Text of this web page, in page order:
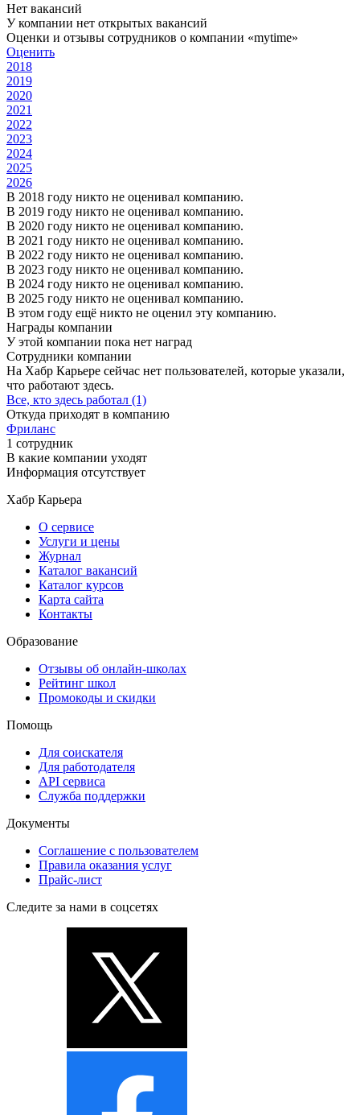
Нет вакансий
У компании нет открытых вакансий
Оценки и отзывы сотрудников о компании «mytime»
Оценить
2018
2019
2020
2021
2022
2023
2024
2025
2026
В 2018 году никто не оценивал компанию.
В 2019 году никто не оценивал компанию.
В 2020 году никто не оценивал компанию.
В 2021 году никто не оценивал компанию.
В 2022 году никто не оценивал компанию.
В 2023 году никто не оценивал компанию.
В 2024 году никто не оценивал компанию.
В 2025 году никто не оценивал компанию.
В этом году ещё никто не оценил эту компанию.
Награды компании
У этой компании пока нет наград
Сотрудники компании
На Хабр Карьере сейчас нет пользователей, которые указали,
что работают здесь.
Все, кто здесь работал (1)
Откуда приходят в компанию
Фриланс
1 сотрудник
В какие компании уходят
Информация отсутствует
Хабр Карьера
О сервисе
Услуги и цены
Журнал
Каталог вакансий
Каталог курсов
Карта сайта
Контакты
Образование
Отзывы об онлайн-школах
Рейтинг школ
Промокоды и скидки
Помощь
Для соискателя
Для работодателя
API сервиса
Служба поддержки
Документы
Соглашение с пользователем
Правила оказания услуг
Прайс-лист
Следите за нами в соцсетях